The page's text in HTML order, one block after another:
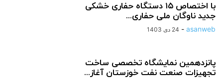
با اختصاص ۱۵ دستگاه حفاری خشکی
جدید ناوگان ملی حفاری...
asanweb
- 24 دی 1403
پانزدهمین نمایشگاه تخصصی ساخت
تجهیزات صنعت نفت خوزستان آغاز...